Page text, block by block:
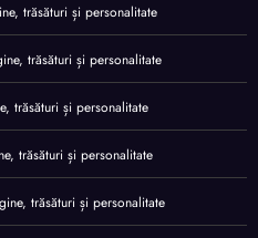
trăsături și personalitate
trăsături și personalitate
trăsături și personalitate
trăsături și personalitate
trăsături și personalitate